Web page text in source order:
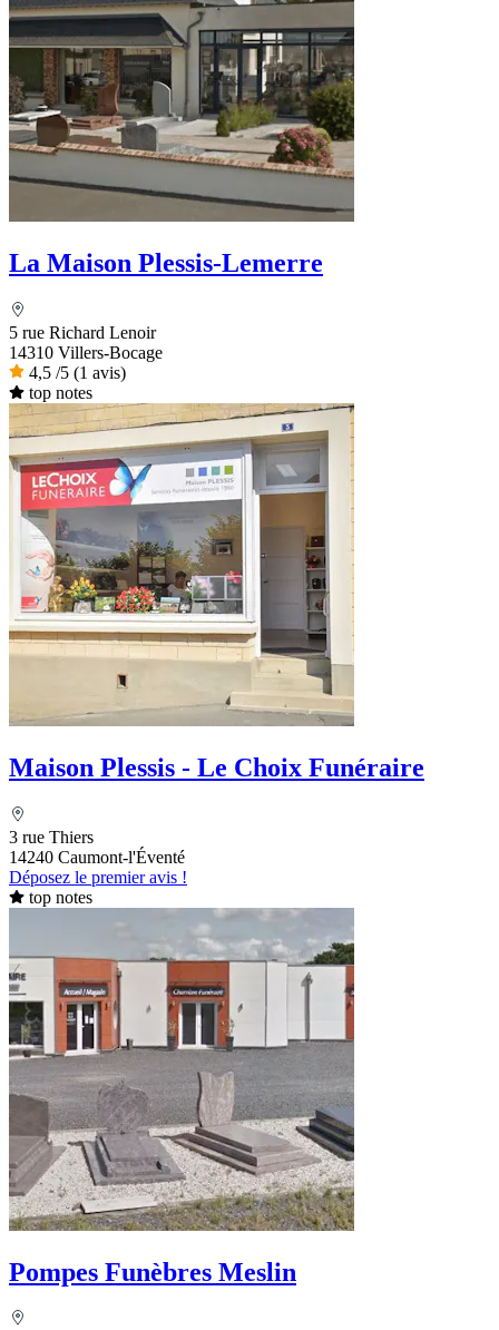
La Maison Plessis-Lemerre
5 rue Richard Lenoir
14310 Villers-Bocage
4,5 /5 (1 avis)
top notes
Maison Plessis - Le Choix Funéraire
3 rue Thiers
14240 Caumont-l'Éventé
Déposez le premier avis !
top notes
Pompes Funèbres Meslin